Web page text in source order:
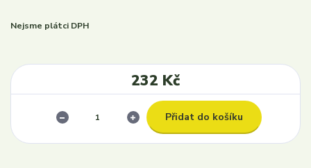
Nejsme plátci DPH
232 Kč
Přidat do košíku